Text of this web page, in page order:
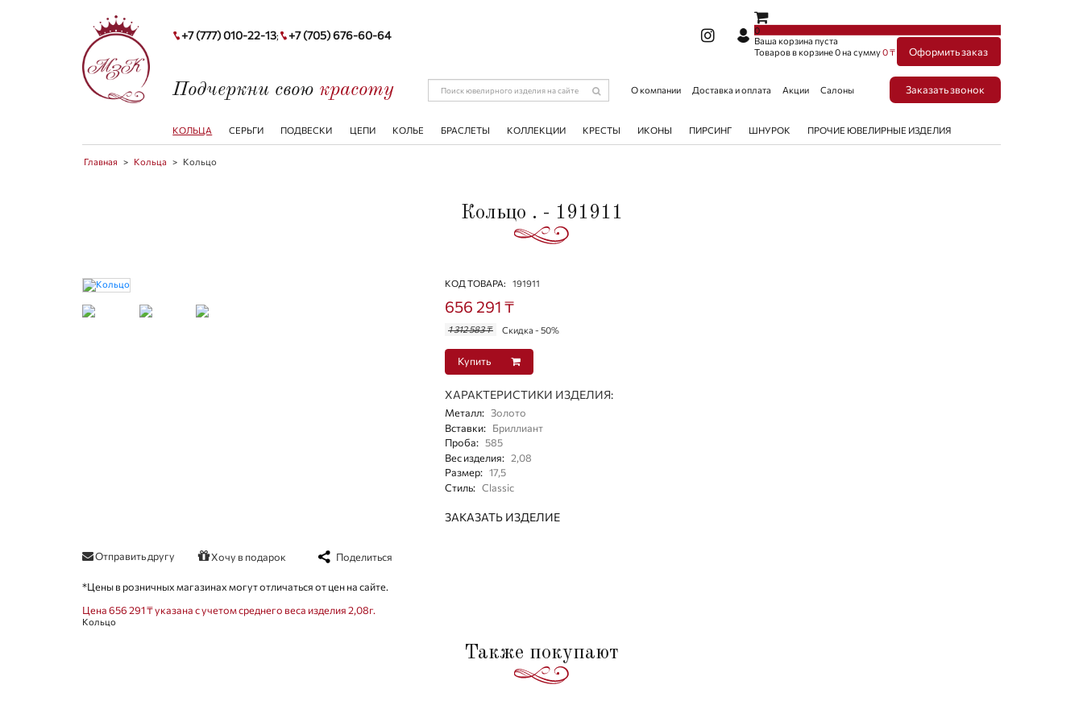
+7 (777) 010-22-13; +7 (705) 676-60-64
0
Ваша корзина пуста
Товаров в корзине0на сумму0 ₸ Оформить заказ
Подчеркни свою красоту О компании Доставка и оплата Акции Салоны Заказать звонок
КОЛЬЦА СЕРЬГИ ПОДВЕСКИ ЦЕПИ КОЛЬЕ БРАСЛЕТЫ КОЛЛЕКЦИИ КРЕСТЫ ИКОНЫ ПИРСИНГ ШНУРОК ПРОЧИЕ ЮВЕЛИРНЫЕ ИЗДЕЛИЯ
Главная > Кольца > Кольцо
Кольцо . - 191911
КОД ТОВАРА: 191911
656 291 ₸
1 312 583 ₸ Скидка - 50%
Купить
ХАРАКТЕРИСТИКИ ИЗДЕЛИЯ:
Металл: Золото
Вставки: Бриллиант
Проба: 585
Вес изделия: 2,08
Размер: 17,5
Стиль: Classic
ЗАКАЗАТЬ ИЗДЕЛИЕ
Отправить другу Хочу в подарок Поделиться
*Цены в розничных магазинах могут отличаться от цен на сайте.
Цена 656 291 ₸ указана с учетом среднего веса изделия 2,08г.
Кольцо
Также покупают